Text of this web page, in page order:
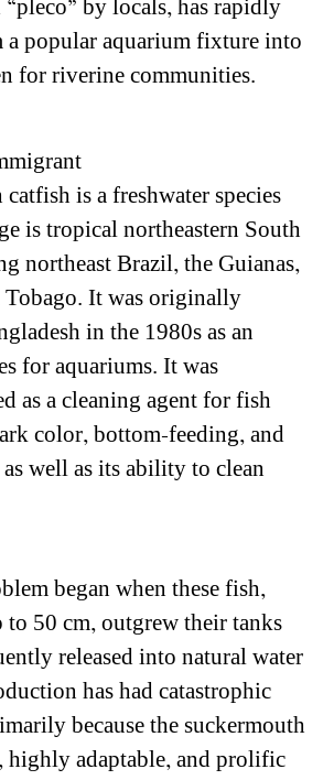
by locals, has rapidly
a popular aquarium fixture into
for riverine communities.
is a freshwater species
is tropical northeastern South
northeast Brazil, the Guianas,
It was originally
in the 1980s as an
for aquariums. It was
as a cleaning agent for fish
color, bottom-feeding, and
well as its ability to clean
began when these fish,
50 cm, outgrew their tanks
released into natural water
has had catastrophic
because the suckermouth
highly adaptable, and prolific